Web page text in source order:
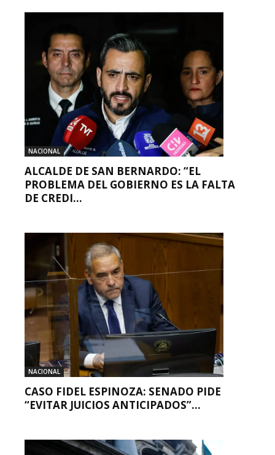
NACIONAL
ALCALDE DE SAN BERNARDO: “EL
PROBLEMA DEL GOBIERNO ES LA FALTA
DE CREDI...
NACIONAL
CASO FIDEL ESPINOZA: SENADO PIDE
“EVITAR JUICIOS ANTICIPADOS”...